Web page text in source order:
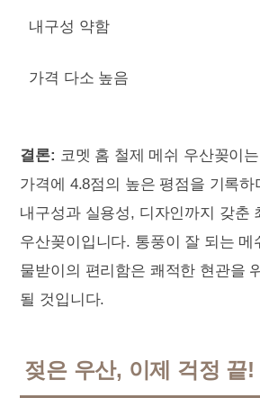
내구성 약함
가격 다소 높음
결론: 코멧 홈 철제 메쉬 우산꽂이
가격에 4.8점의 높은 평점을 기록하
내구성과 실용성, 디자인까지 갖춘
우산꽂이입니다. 통풍이 잘 되는 메
물받이의 편리함은 쾌적한 현관을
될 것입니다.
젖은 우산, 이제 걱정 끝!